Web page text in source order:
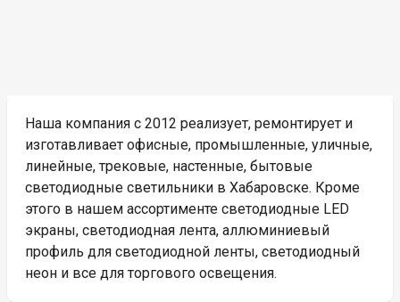
Наша компания с 2012 реализует, ремонтирует и
изготавливает офисные, промышленные, уличные,
линейные, трековые, настенные, бытовые
светодиодные светильники в Хабаровске. Кроме
этого в нашем ассортименте светодиодные LED
экраны, светодиодная лента, аллюминиевый
профиль для светодиодной ленты, светодиодный
неон и все для торгового освещения.